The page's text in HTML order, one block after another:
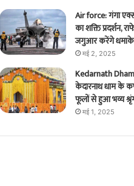
Air force: गंगा
का शक्ति प्रदर्शन,
जगुआर करेंगे
मई 2, 2025
Kedarnath
केदारनाथ धाम के
फूलों से हुआ भव्य
मई 1, 2025